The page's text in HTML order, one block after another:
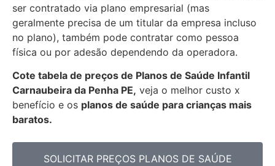
ser contratado via plano empresarial (mas
geralmente precisa de um titular da empresa incluso
no plano), também pode contratar como pessoa
física ou por adesão dependendo da operadora.
Cote tabela de preços de Planos de Saúde Infantil
Carnaubeira da Penha PE, veja o melhor custo x
benefício e os planos de saúde para crianças mais
baratos.
SOLICITAR PREÇOS PLANOS DE SAÚDE